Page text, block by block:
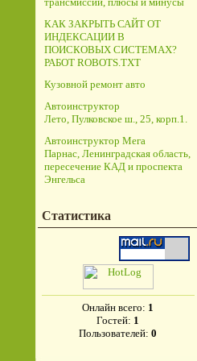
КАК ЗАКРЫТЬ САЙТ ОТ
ИНДЕКСАЦИИ В
ПОИСКОВЫХ СИСТЕМАХ?
РАБОТ ROBOTS.TXT
Кузовной ремонт авто
Автоинструктор
Лето, Пулковское ш., 25, корп.1.
Автоинструктор Мега
Парнас, Ленинградская область,
пересечение КАД и проспекта
Энгельса
Статистика
Онлайн всего: 1
Гостей: 1
Пользователей: 0